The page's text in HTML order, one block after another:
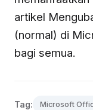
artikel
(normal) di
bagi semua.
Tag: Microsoft